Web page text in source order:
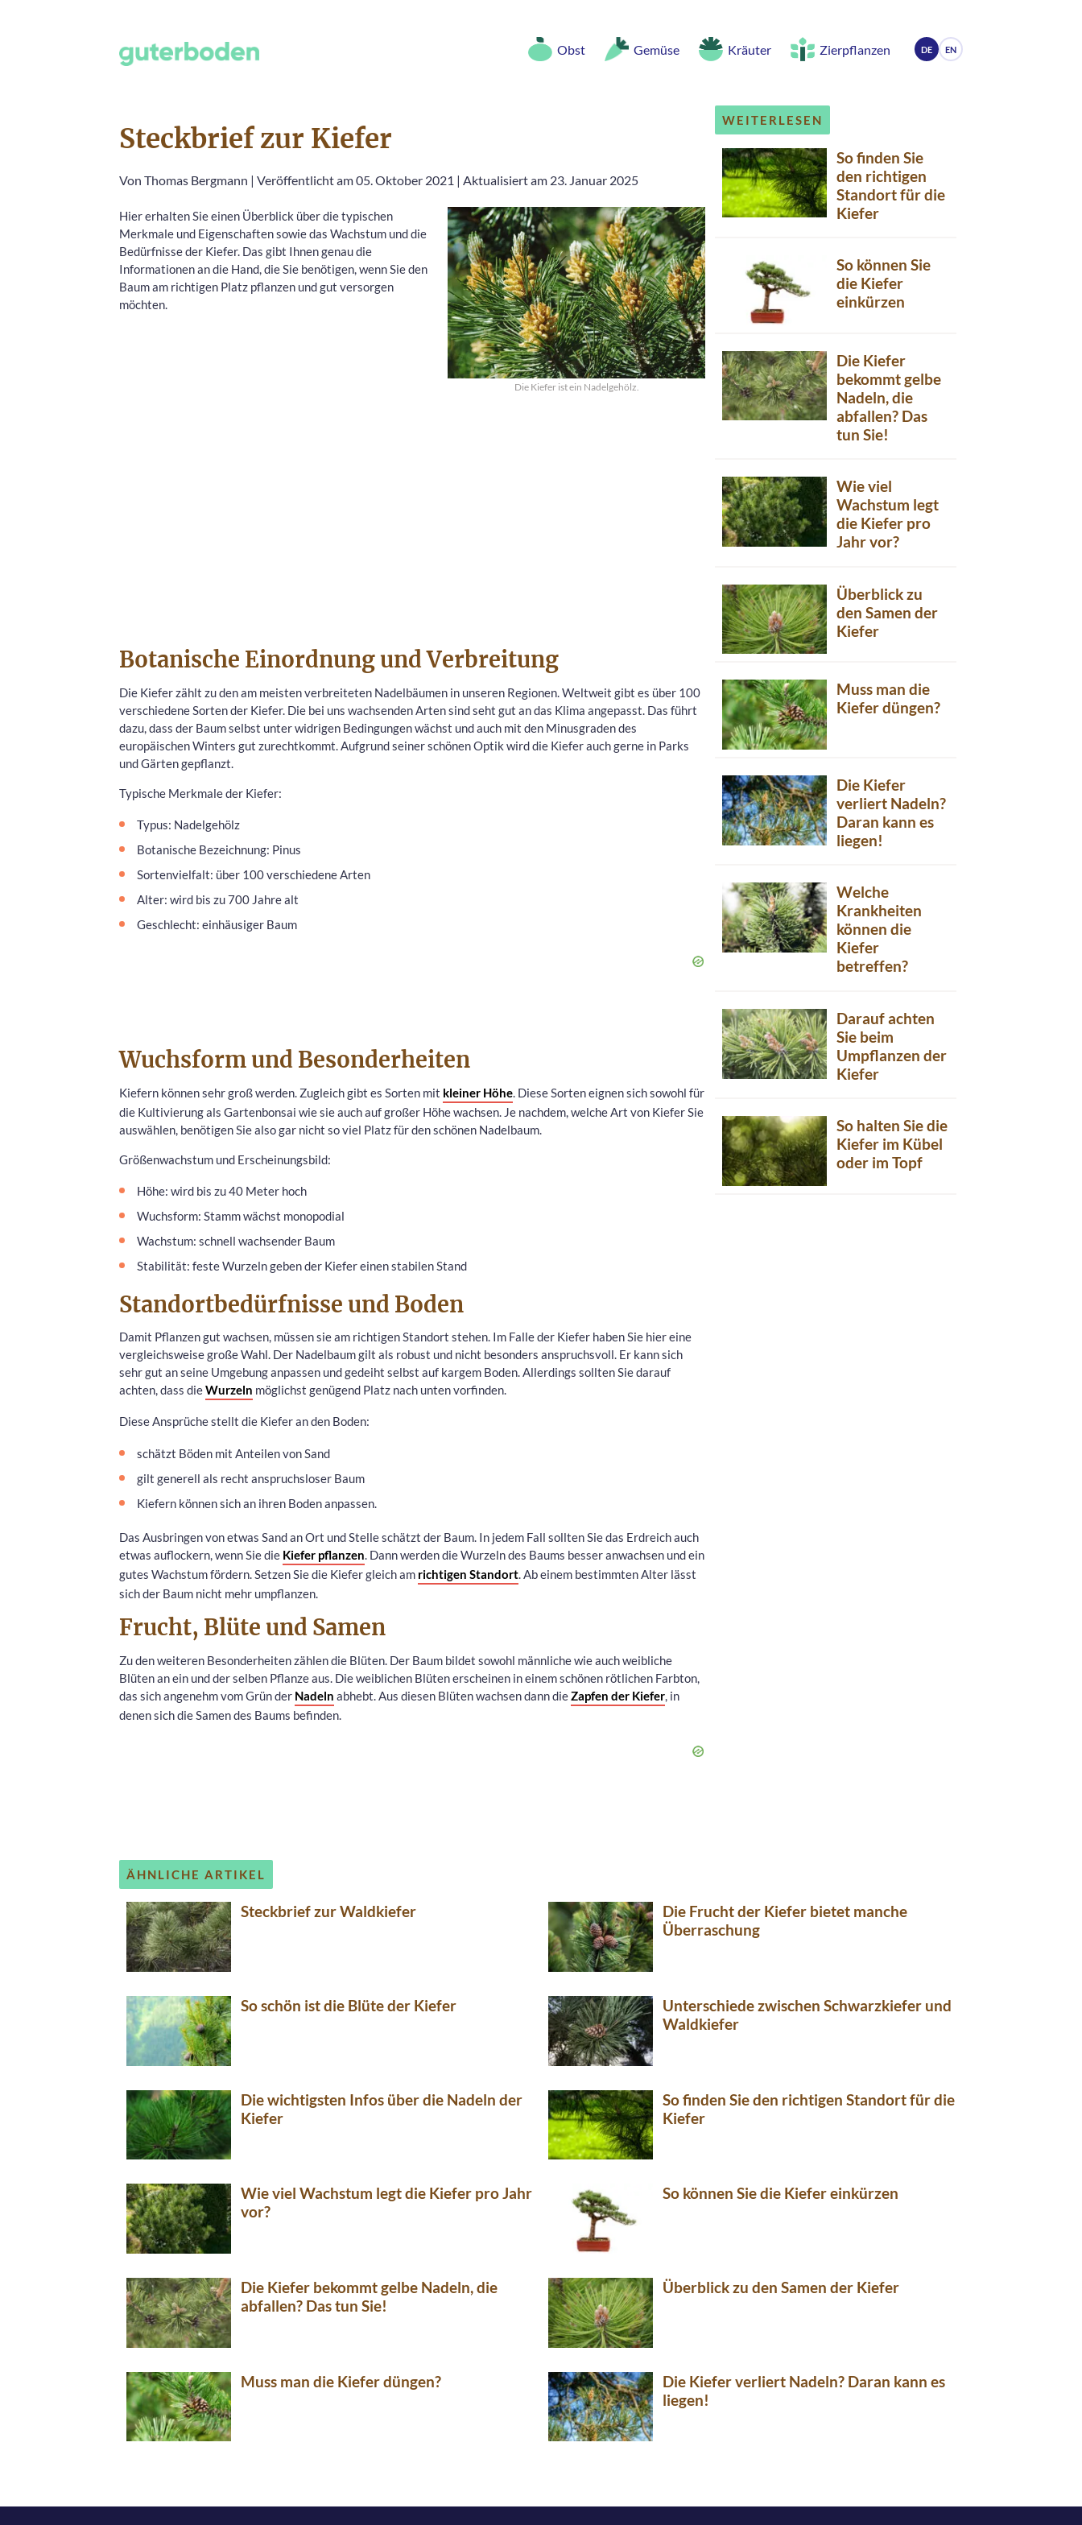
Obst Gemüse Kräuter Zierpflanzen DE EN
Steckbrief zur Kiefer
Von Thomas Bergmann | Veröffentlicht am 05. Oktober 2021 | Aktualisiert am 23. Januar 2025
Die Kiefer ist ein Nadelgehölz.
Hier erhalten Sie einen Überblick über die typischen
Merkmale und Eigenschaften sowie das Wachstum und die
Bedürfnisse der Kiefer. Das gibt Ihnen genau die
Informationen an die Hand, die Sie benötigen, wenn Sie den
Baum am richtigen Platz pflanzen und gut versorgen
möchten.
Botanische Einordnung und Verbreitung
Die Kiefer zählt zu den am meisten verbreiteten Nadelbäumen in unseren Regionen. Weltweit gibt es über 100
verschiedene Sorten der Kiefer. Die bei uns wachsenden Arten sind seht gut an das Klima angepasst. Das führt
dazu, dass der Baum selbst unter widrigen Bedingungen wächst und auch mit den Minusgraden des
europäischen Winters gut zurechtkommt. Aufgrund seiner schönen Optik wird die Kiefer auch gerne in Parks
und Gärten gepflanzt.
Typische Merkmale der Kiefer:
Typus: Nadelgehölz
Botanische Bezeichnung: Pinus
Sortenvielfalt: über 100 verschiedene Arten
Alter: wird bis zu 700 Jahre alt
Geschlecht: einhäusiger Baum
Wuchsform und Besonderheiten
Kiefern können sehr groß werden. Zugleich gibt es Sorten mit kleiner Höhe. Diese Sorten eignen sich sowohl für
die Kultivierung als Gartenbonsai wie sie auch auf großer Höhe wachsen. Je nachdem, welche Art von Kiefer Sie
auswählen, benötigen Sie also gar nicht so viel Platz für den schönen Nadelbaum.
Größenwachstum und Erscheinungsbild:
Höhe: wird bis zu 40 Meter hoch
Wuchsform: Stamm wächst monopodial
Wachstum: schnell wachsender Baum
Stabilität: feste Wurzeln geben der Kiefer einen stabilen Stand
Standortbedürfnisse und Boden
Damit Pflanzen gut wachsen, müssen sie am richtigen Standort stehen. Im Falle der Kiefer haben Sie hier eine
vergleichsweise große Wahl. Der Nadelbaum gilt als robust und nicht besonders anspruchsvoll. Er kann sich
sehr gut an seine Umgebung anpassen und gedeiht selbst auf kargem Boden. Allerdings sollten Sie darauf
achten, dass dieWurzeln möglichst genügend Platz nach unten vorfinden.
Diese Ansprüche stellt die Kiefer an den Boden:
schätzt Böden mit Anteilen von Sand
gilt generell als recht anspruchsloser Baum
Kiefern können sich an ihren Boden anpassen.
Das Ausbringen von etwas Sand an Ort und Stelle schätzt der Baum. In jedem Fall sollten Sie das Erdreich auch
etwas auflockern, wenn Sie die Kiefer pflanzen. Dann werden die Wurzeln des Baums besser anwachsen und ein
gutes Wachstum fördern. Setzen Sie die Kiefer gleich am richtigen Standort. Ab einem bestimmten Alter lässt
sich der Baum nicht mehr umpflanzen.
Frucht, Blüte und Samen
Zu den weiteren Besonderheiten zählen die Blüten. Der Baum bildet sowohl männliche wie auch weibliche
Blüten an ein und der selben Pflanze aus. Die weiblichen Blüten erscheinen in einem schönen rötlichen Farbton,
das sich angenehm vom Grün der Nadeln abhebt. Aus diesen Blüten wachsen dann dieZapfen der Kiefer, in
denen sich die Samen des Baums befinden.
WEITERLESEN
So finden Sie
den richtigen
Standort für die
Kiefer
So können Sie
die Kiefer
einkürzen
Die Kiefer
bekommt gelbe
Nadeln, die
abfallen? Das
tun Sie!
Wie viel
Wachstum legt
die Kiefer pro
Jahr vor?
Überblick zu
den Samen der
Kiefer
Muss man die
Kiefer düngen?
Die Kiefer
verliert Nadeln?
Daran kann es
liegen!
Welche
Krankheiten
können die
Kiefer
betreffen?
Darauf achten
Sie beim
Umpflanzen der
Kiefer
So halten Sie die
Kiefer im Kübel
oder im Topf
ÄHNLICHE ARTIKEL
Steckbrief zur Waldkiefer
Die Frucht der Kiefer bietet manche
Überraschung
So schön ist die Blüte der Kiefer
Unterschiede zwischen Schwarzkiefer und
Waldkiefer
Die wichtigsten Infos über die Nadeln der
Kiefer
So finden Sie den richtigen Standort für die
Kiefer
Wie viel Wachstum legt die Kiefer pro Jahr
vor?
So können Sie die Kiefer einkürzen
Die Kiefer bekommt gelbe Nadeln, die
abfallen? Das tun Sie!
Überblick zu den Samen der Kiefer
Muss man die Kiefer düngen?
Die Kiefer verliert Nadeln? Daran kann es
liegen!